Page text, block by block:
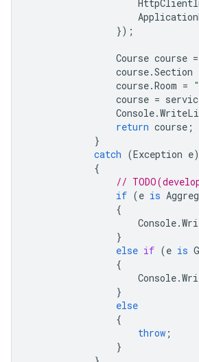
});
Course course =
course.Section
course.Room =
course =
Console.
return course ;
}
catch (Exception e)
{
//
if (e is
{
Console.
}
else if (e is
{
Console.
}
else
{
throw ;
}